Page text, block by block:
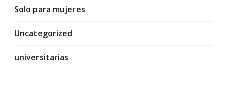
Solo para mujeres
Uncategorized
universitarias